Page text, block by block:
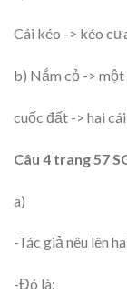
Cái kéo -> kéo
b) Nắm cỏ -> một
cuốc đất -> hai
Câu 4 trang 57
a)
-Tác giả nêu lên
-Đó là: